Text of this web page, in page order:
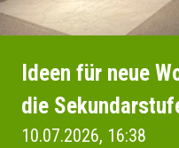
Ideen für neue
die
10.07.2026, 16:38